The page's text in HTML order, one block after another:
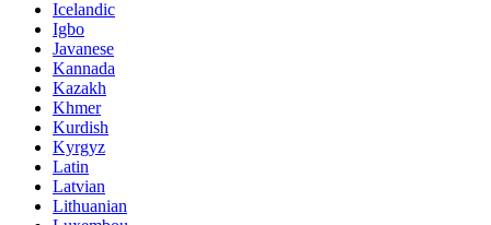
Icelandic
Igbo
Javanese
Kannada
Kazakh
Khmer
Kurdish
Kyrgyz
Latin
Latvian
Lithuanian